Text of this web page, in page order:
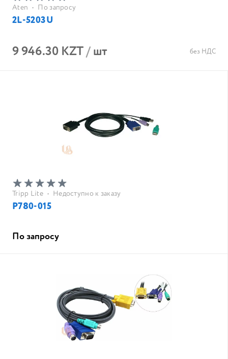
Aten • По запросу
2L-5203U
9 946.30 KZT/шт без НДС
Tripp Lite • Недоступно к заказу
P780-015
По запросу